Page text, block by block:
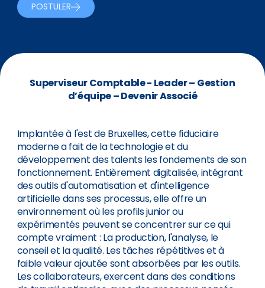
POSTULER
Superviseur Comptable - Leader – Gestion
d’équipe – Devenir Associé
Implantée à l'est de Bruxelles, cette fiduciaire
moderne a fait de la technologie et du
développement des talents les fondements de son
fonctionnement. Entièrement digitalisée, intégrant
des outils d'automatisation et d'intelligence
artificielle dans ses processus, elle offre un
environnement où les profils junior ou
expérimentés peuvent se concentrer sur ce qui
compte vraiment : La production, l'analyse, le
conseil et la qualité. Les tâches répétitives et à
faible valeur ajoutée sont absorbées par les outils.
Les collaborateurs, exercent dans des conditions